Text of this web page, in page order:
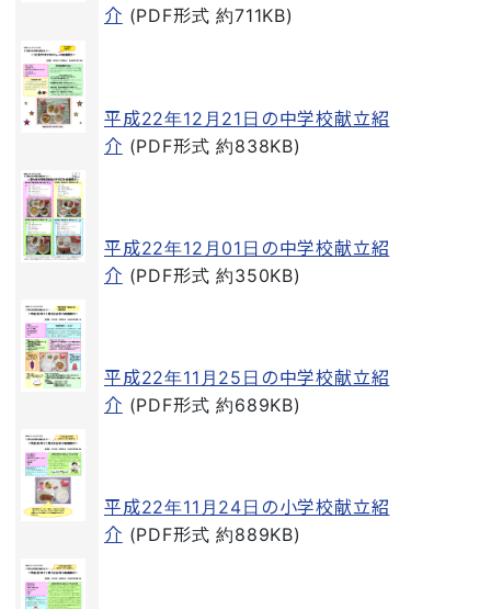
介 (PDF形式 約711KB)
平成22年12月21日の中学校献立紹
介 (PDF形式 約838KB)
平成22年12月01日の中学校献立紹
介 (PDF形式 約350KB)
平成22年11月25日の中学校献立紹
介 (PDF形式 約689KB)
平成22年11月24日の小学校献立紹
介 (PDF形式 約889KB)